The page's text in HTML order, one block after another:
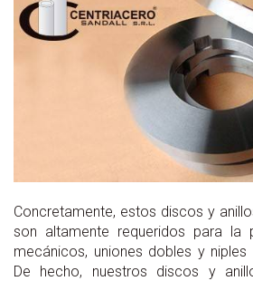
Concretamente, estos discos y
son altamente requeridos para la
mecánicos, uniones dobles y
De hecho, nuestros discos y